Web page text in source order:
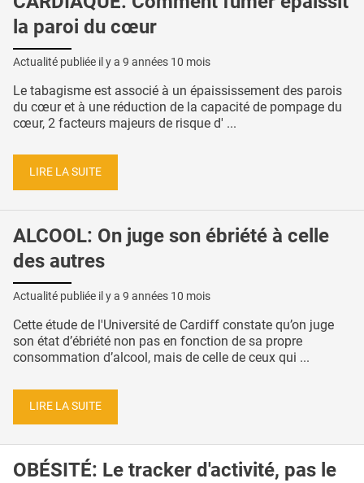
la paroi du cœur
Actualité publiée il y a 9 années 10 mois
Le tabagisme est associé à un épaississement des parois
du cœur et à une réduction de la capacité de pompage du
cœur, 2 facteurs majeurs de risque d' ...
LIRE LA SUITE
ALCOOL: On juge son ébriété à celle
des autres
Actualité publiée il y a 9 années 10 mois
Cette étude de l'Université de Cardiff constate qu’on juge
son état d’ébriété non pas en fonction de sa propre
consommation d’alcool, mais de celle de ceux qui ...
LIRE LA SUITE
OBÉSITÉ: Le tracker d'activité, pas le